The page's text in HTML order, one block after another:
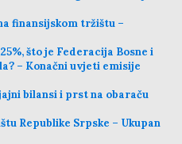
finansijskom tržištu –
što je Federacija Bosne i
– Konačni uvjeti emisije
bilansi i prst na obaraču
Republike Srpske – Ukupan